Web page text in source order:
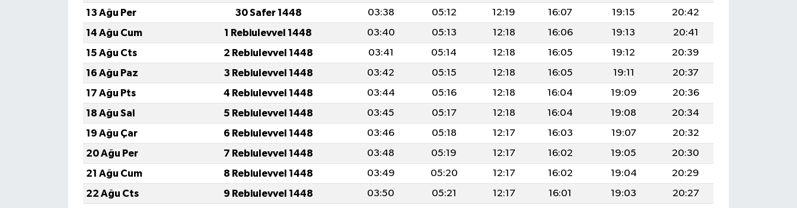
13 Ağu Per
30 Safer 1448 03:38 05:12 12:19 16:07 19:15
20:42
14 Ağu Cum
1 Rebiulevvel 1448 03:40 05:13 12:18 16:06 19:13
20:41
15 Ağu Cts
2 Rebiulevvel 1448 03:41 05:14 12:18 16:05 19:12
20:39
16 Ağu Paz
3 Rebiulevvel 1448 03:42 05:15 12:18 16:05 19:11
20:37
17 Ağu Pts
4 Rebiulevvel 1448 03:44 05:16 12:18 16:04 19:09
20:36
18 Ağu Sal
5 Rebiulevvel 1448 03:45 05:17 12:18 16:04 19:08
20:34
19 Ağu Çar
6 Rebiulevvel 1448 03:46 05:18 12:17 16:03 19:07
20:32
20 Ağu Per
7 Rebiulevvel 1448 03:48 05:19 12:17 16:02 19:05
20:30
21 Ağu Cum
8 Rebiulevvel 1448 03:49 05:20 12:17 16:02 19:04
20:29
22 Ağu Cts
9 Rebiulevvel 1448 03:50 05:21 12:17 16:01 19:03
20:27